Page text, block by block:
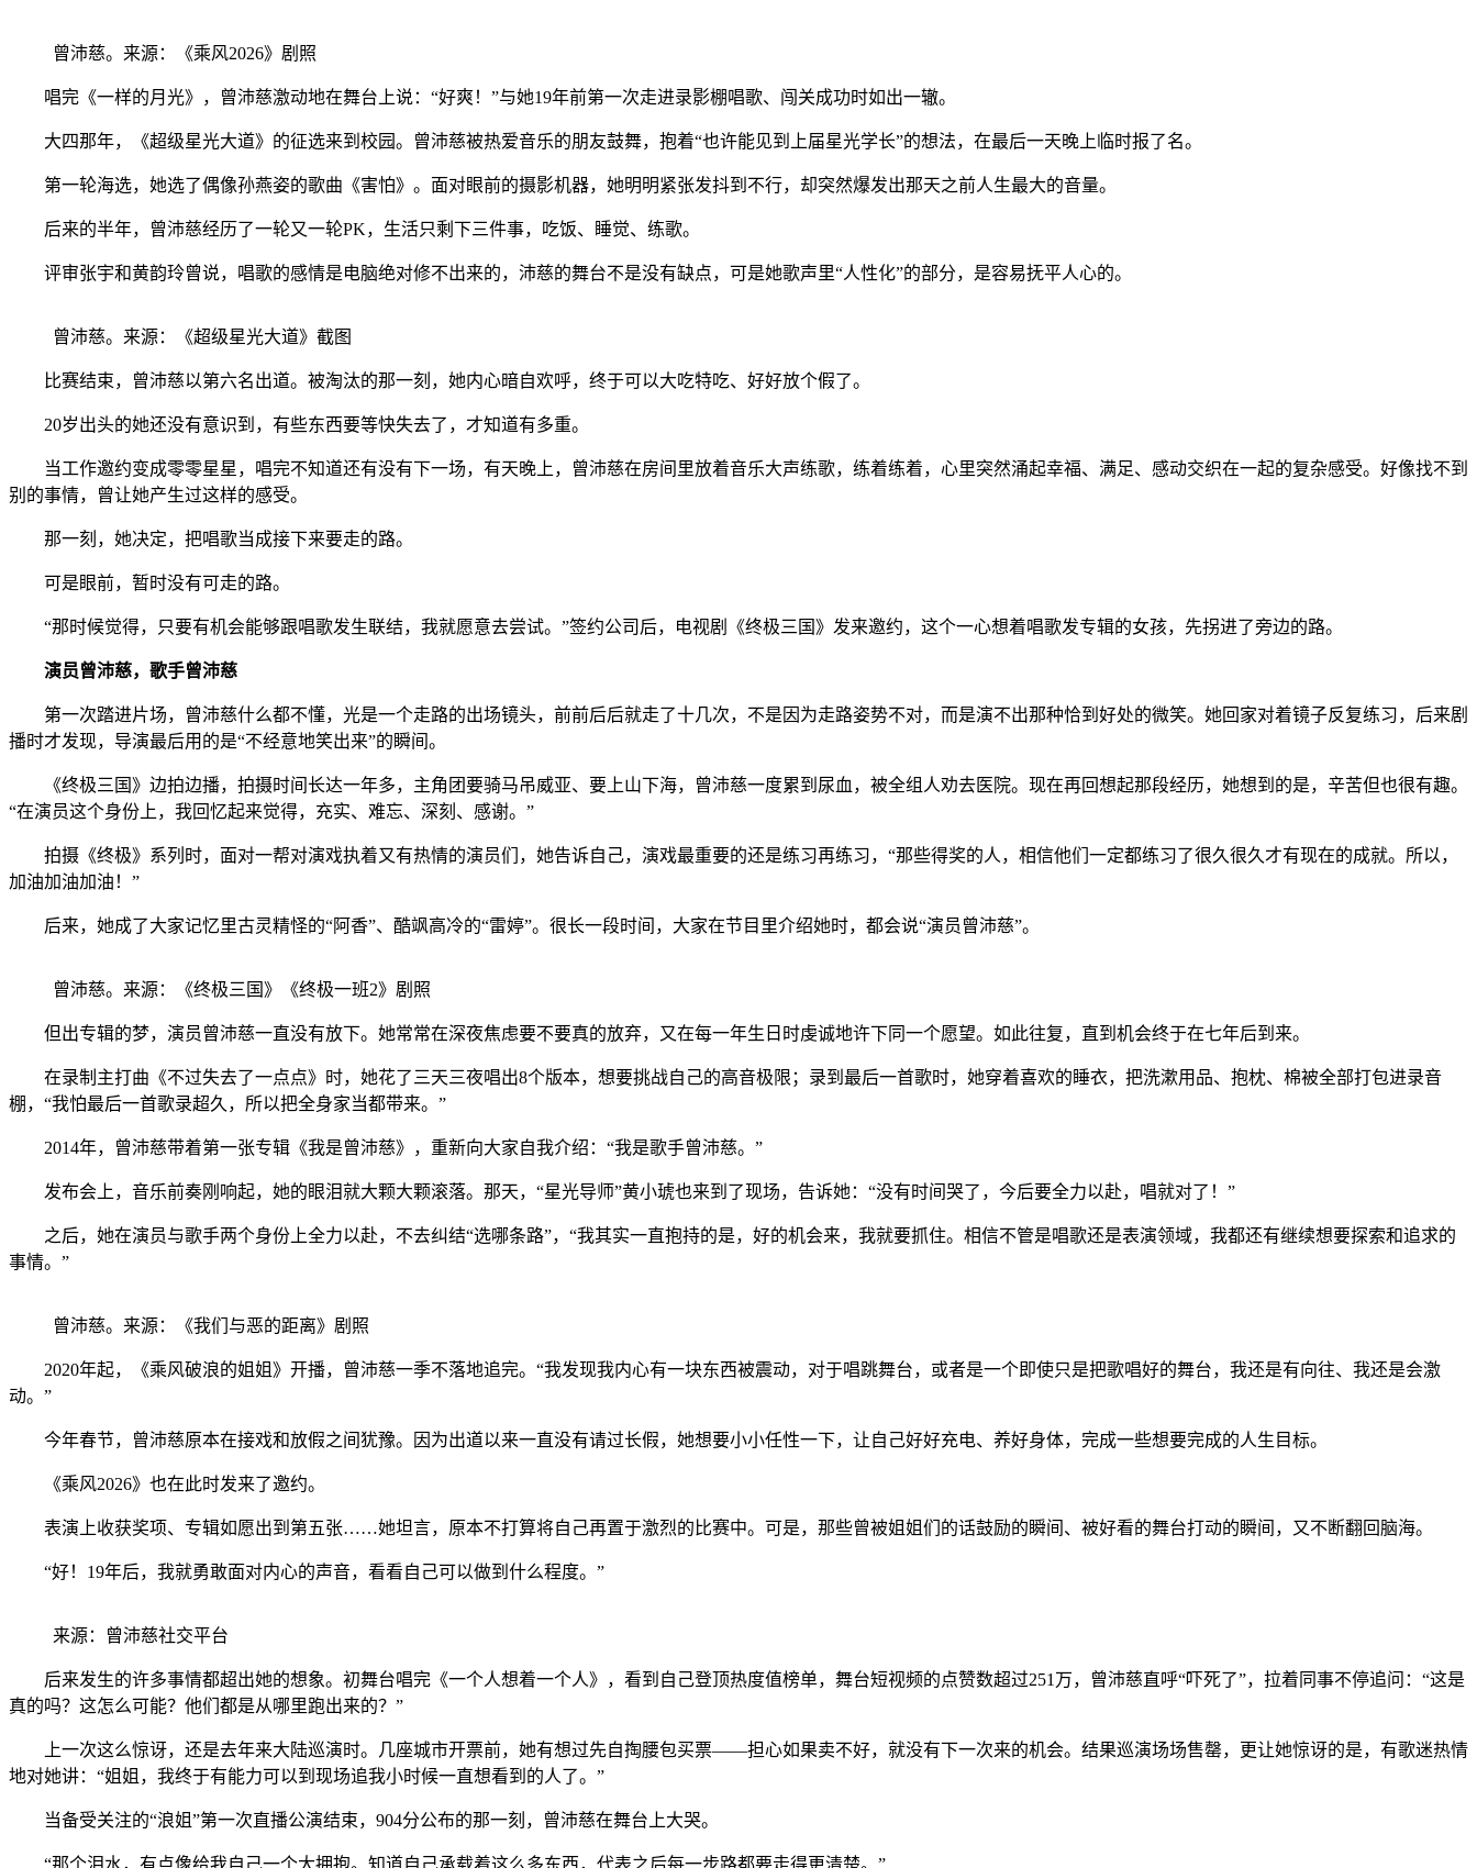
曾沛慈。来源：《乘风2026》剧照
唱完《一样的月光》，曾沛慈激动地在舞台上说：“好爽！”与她19年前第一次走进录影棚唱歌、闯关成功时如出一辙。
大四那年，《超级星光大道》的征选来到校园。曾沛慈被热爱音乐的朋友鼓舞，抱着“也许能见到上届星光学长”的想法，在最后一天晚上临时报了名。
第一轮海选，她选了偶像孙燕姿的歌曲《害怕》。面对眼前的摄影机器，她明明紧张发抖到不行，却突然爆发出那天之前人生最大的音量。
后来的半年，曾沛慈经历了一轮又一轮PK，生活只剩下三件事，吃饭、睡觉、练歌。
评审张宇和黄韵玲曾说，唱歌的感情是电脑绝对修不出来的，沛慈的舞台不是没有缺点，可是她歌声里“人性化”的部分，是容易抚平人心的。
曾沛慈。来源：《超级星光大道》截图
比赛结束，曾沛慈以第六名出道。被淘汰的那一刻，她内心暗自欢呼，终于可以大吃特吃、好好放个假了。
20岁出头的她还没有意识到，有些东西要等快失去了，才知道有多重。
当工作邀约变成零零星星，唱完不知道还有没有下一场，有天晚上，曾沛慈在房间里放着音乐大声练歌，练着练着，心里突然涌起幸福、满足、感动交织在一起的复杂感受。好像找不到
别的事情，曾让她产生过这样的感受。
那一刻，她决定，把唱歌当成接下来要走的路。
可是眼前，暂时没有可走的路。
“那时候觉得，只要有机会能够跟唱歌发生联结，我就愿意去尝试。”签约公司后，电视剧《终极三国》发来邀约，这个一心想着唱歌发专辑的女孩，先拐进了旁边的路。
演员曾沛慈，歌手曾沛慈
第一次踏进片场，曾沛慈什么都不懂，光是一个走路的出场镜头，前前后后就走了十几次，不是因为走路姿势不对，而是演不出那种恰到好处的微笑。她回家对着镜子反复练习，后来剧
播时才发现，导演最后用的是“不经意地笑出来”的瞬间。
《终极三国》边拍边播，拍摄时间长达一年多，主角团要骑马吊威亚、要上山下海，曾沛慈一度累到尿血，被全组人劝去医院。现在再回想起那段经历，她想到的是，辛苦但也很有趣。
“在演员这个身份上，我回忆起来觉得，充实、难忘、深刻、感谢。”
拍摄《终极》系列时，面对一帮对演戏执着又有热情的演员们，她告诉自己，演戏最重要的还是练习再练习，“那些得奖的人，相信他们一定都练习了很久很久才有现在的成就。所以，
加油加油加油！”
后来，她成了大家记忆里古灵精怪的“阿香”、酷飒高冷的“雷婷”。很长一段时间，大家在节目里介绍她时，都会说“演员曾沛慈”。
曾沛慈。来源：《终极三国》《终极一班2》剧照
但出专辑的梦，演员曾沛慈一直没有放下。她常常在深夜焦虑要不要真的放弃，又在每一年生日时虔诚地许下同一个愿望。如此往复，直到机会终于在七年后到来。
在录制主打曲《不过失去了一点点》时，她花了三天三夜唱出8个版本，想要挑战自己的高音极限；录到最后一首歌时，她穿着喜欢的睡衣，把洗漱用品、抱枕、棉被全部打包进录音
棚，“我怕最后一首歌录超久，所以把全身家当都带来。”
2014年，曾沛慈带着第一张专辑《我是曾沛慈》，重新向大家自我介绍：“我是歌手曾沛慈。”
发布会上，音乐前奏刚响起，她的眼泪就大颗大颗滚落。那天，“星光导师”黄小琥也来到了现场，告诉她：“没有时间哭了，今后要全力以赴，唱就对了！”
之后，她在演员与歌手两个身份上全力以赴，不去纠结“选哪条路”，“我其实一直抱持的是，好的机会来，我就要抓住。相信不管是唱歌还是表演领域，我都还有继续想要探索和追求的
事情。”
曾沛慈。来源：《我们与恶的距离》剧照
2020年起，《乘风破浪的姐姐》开播，曾沛慈一季不落地追完。“我发现我内心有一块东西被震动，对于唱跳舞台，或者是一个即使只是把歌唱好的舞台，我还是有向往、我还是会激
动。”
今年春节，曾沛慈原本在接戏和放假之间犹豫。因为出道以来一直没有请过长假，她想要小小任性一下，让自己好好充电、养好身体，完成一些想要完成的人生目标。
《乘风2026》也在此时发来了邀约。
表演上收获奖项、专辑如愿出到第五张……她坦言，原本不打算将自己再置于激烈的比赛中。可是，那些曾被姐姐们的话鼓励的瞬间、被好看的舞台打动的瞬间，又不断翻回脑海。
“好！19年后，我就勇敢面对内心的声音，看看自己可以做到什么程度。”
来源：曾沛慈社交平台
后来发生的许多事情都超出她的想象。初舞台唱完《一个人想着一个人》，看到自己登顶热度值榜单，舞台短视频的点赞数超过251万，曾沛慈直呼“吓死了”，拉着同事不停追问：“这是
真的吗？这怎么可能？他们都是从哪里跑出来的？”
上一次这么惊讶，还是去年来大陆巡演时。几座城市开票前，她有想过先自掏腰包买票——担心如果卖不好，就没有下一次来的机会。结果巡演场场售罄，更让她惊讶的是，有歌迷热情
地对她讲：“姐姐，我终于有能力可以到现场追我小时候一直想看到的人了。”
当备受关注的“浪姐”第一次直播公演结束，904分公布的那一刻，曾沛慈在舞台上大哭。
“那个泪水，有点像给我自己一个大拥抱。知道自己承载着这么多东西，代表之后每一步路都要走得更清楚。”